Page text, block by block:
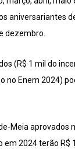
aniversariantes
dezembro.
(R$ 1 mil do
no Enem 2024)
Meia aprovados
em 2024 terão R$